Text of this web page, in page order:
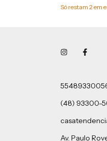
Só restam 2em
(48) 93300-
Av. Paulo